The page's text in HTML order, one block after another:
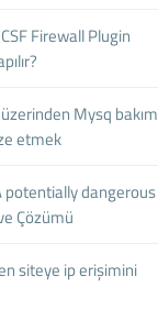
Firewall Plugin
Mysq bakım
etmek
potentially dangerous
Çözümü
siteye ip erişimini